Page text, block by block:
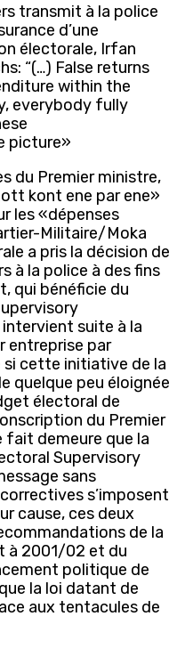
transmit à la police
d’une
électorale, Irfan
“(…) False returns
within the
everybody fully
picture»
du Premier ministre,
kont ene par ene»
les «dépenses
Militaire/Moka
a pris la décision de
à la police à des fins
qui bénéficie du
suite à la
entreprise par
si cette initiative de la
quelque peu éloignée
électoral de
du Premier
fait demeure que la
Supervisory
sans
s’imposent
cause, ces deux
de la
à 2001/02 et du
politique de
la loi datant de
aux tentacules de